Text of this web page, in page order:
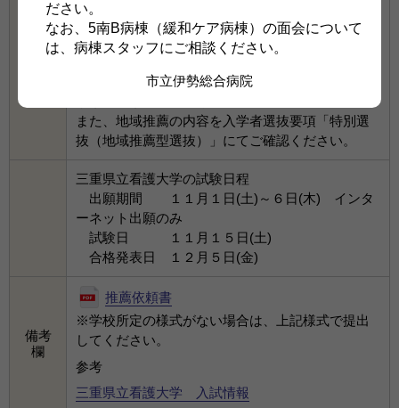
ださい。
なお、5南B病棟（緩和ケア病棟）の面会について
は、病棟スタッフにご相談ください。
市立伊勢総合病院
申込
期限
形３号、１１０円切手を貼り付けて通知書送付先
の住所及び氏名を記入すること。）を、経営企画
課へ(〒５１６-００１４伊勢市楠部町３０３８)。
推薦を希望する人は、在学している高等学校で相
また、地域推薦の内容を入学者選抜要項「特別選
抜（地域推薦型選抜）」にてご確認ください。
三重県立看護大学の試験日程
出願期間 １１月１日(土)～６日(木) インタ
ーネット出願のみ
試験日 １１月１５日(土)
合格発表日 １２月５日(金)
備考
欄
推薦依頼書
※学校所定の様式がない場合は、上記様式で提出
してください。
参考
三重県立看護大学 入試情報